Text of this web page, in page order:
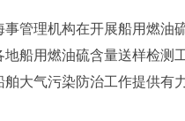
管理机构在开展船用燃油
船用燃油硫含量送样检测
大气污染防治工作提供有